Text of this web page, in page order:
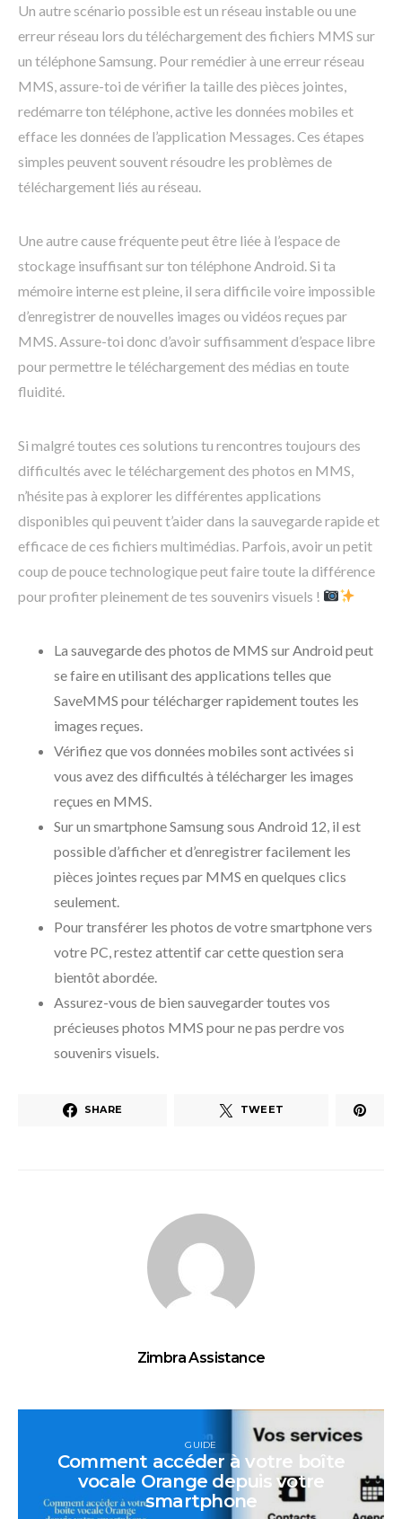
Un autre scénario possible est un réseau instable ou une
erreur réseau lors du téléchargement des fichiers MMS sur
un téléphone Samsung. Pour remédier à une erreur réseau
MMS, assure-toi de vérifier la taille des pièces jointes,
redémarre ton téléphone, active les données mobiles et
efface les données de l’application Messages. Ces étapes
simples peuvent souvent résoudre les problèmes de
téléchargement liés au réseau.
Une autre cause fréquente peut être liée à l’espace de
stockage insuffisant sur ton téléphone Android. Si ta
mémoire interne est pleine, il sera difficile voire impossible
d’enregistrer de nouvelles images ou vidéos reçues par
MMS. Assure-toi donc d’avoir suffisamment d’espace libre
pour permettre le téléchargement des médias en toute
fluidité.
Si malgré toutes ces solutions tu rencontres toujours des
difficultés avec le téléchargement des photos en MMS,
n’hésite pas à explorer les différentes applications
disponibles qui peuvent t’aider dans la sauvegarde rapide et
efficace de ces fichiers multimédias. Parfois, avoir un petit
coup de pouce technologique peut faire toute la différence
pour profiter pleinement de tes souvenirs visuels !
La sauvegarde des photos de MMS sur Android peut
se faire en utilisant des applications telles que
SaveMMS pour télécharger rapidement toutes les
images reçues.
Vérifiez que vos données mobiles sont activées si
vous avez des difficultés à télécharger les images
reçues en MMS.
Sur un smartphone Samsung sous Android 12, il est
possible d’afficher et d’enregistrer facilement les
pièces jointes reçues par MMS en quelques clics
seulement.
Pour transférer les photos de votre smartphone vers
votre PC, restez attentif car cette question sera
bientôt abordée.
Assurez-vous de bien sauvegarder toutes vos
précieuses photos MMS pour ne pas perdre vos
souvenirs visuels.
SHARE TWEET
Zimbra Assistance
GUIDE
Comment accéder à votre boîte
vocale Orange depuis votre
smartphone